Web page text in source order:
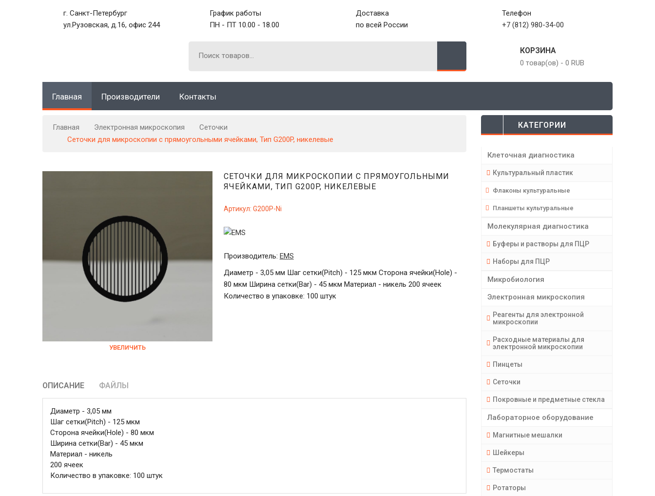
г. Санкт-Петербург
ул.Рузовская, д.16, офис 244
График работы
ПН - ПТ 10.00 - 18.00
Доставка
по всей России
Телефон
+7 (812) 980-34-00
КОРЗИНА
0 товар(ов) - 0 RUB
Главная Производители Контакты
Главная Электронная микроскопия
Сеточки
Сеточки для микроскопии с прямоугольными ячейками, Тип G200P, никелевые
УВЕЛИЧИТЬ
СЕТОЧКИ ДЛЯ МИКРОСКОПИИ С ПРЯМОУГОЛЬНЫМИ
ЯЧЕЙКАМИ, ТИП G200P, НИКЕЛЕВЫЕ
Артикул: G200P-Ni
Производитель: EMS
Диаметр - 3,05 мм Шаг сетки(Pitch) - 125 мкм Сторона ячейки(Hole) -
80 мкм Ширина сетки(Bar) - 45 мкм Материал - никель 200 ячеек
Количество в упаковке: 100 штук
ОПИСАНИЕ ФАЙЛЫ
Диаметр - 3,05 мм
Шаг сетки(Pitch) - 125 мкм
Сторона ячейки(Hole) - 80 мкм
Ширина сетки(Bar) - 45 мкм
Материал - никель
200 ячеек
Количество в упаковке: 100 штук
КАТЕГОРИИ
Клеточная диагностика
Культуральный пластик
Флаконы культуральные
Планшеты культуральные
Молекулярная диагностика
Буферы и растворы для ПЦР
Наборы для ПЦР
Микробиология
Электронная микроскопия
Реагенты для электронной
микроскопии
Расходные материалы для
электронной микроскопии
Пинцеты
Сеточки
Покровные и предметные стекла
Лабораторное оборудование
Магнитные мешалки
Шейкеры
Термостаты
Ротаторы